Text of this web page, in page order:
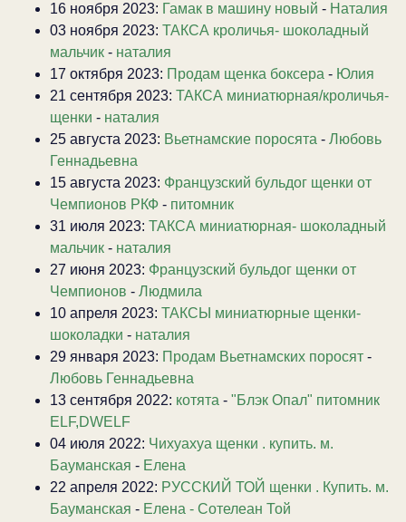
16 ноября 2023: Гамак в машину новый - Наталия
03 ноября 2023: ТАКСА кроличья- шоколадный
мальчик - наталия
17 октября 2023: Продам щенка боксера - Юлия
21 сентября 2023: ТАКСА миниатюрная/кроличья-
щенки - наталия
25 августа 2023: Вьетнамские поросята - Любовь
Геннадьевна
15 августа 2023: Французский бульдог щенки от
Чемпионов РКФ - питомник
31 июля 2023: ТАКСА миниатюрная- шоколадный
мальчик - наталия
27 июня 2023: Французский бульдог щенки от
Чемпионов - Людмила
10 апреля 2023: ТАКСЫ миниатюрные щенки-
шоколадки - наталия
29 января 2023: Продам Вьетнамских поросят -
Любовь Геннадьевна
13 сентября 2022: котята - "Блэк Опал" питомник
ELF,DWELF
04 июля 2022: Чихуахуа щенки . купить. м.
Бауманская - Елена
22 апреля 2022: РУССКИЙ ТОЙ щенки . Купить. м.
Бауманская - Елена - Сотелеан Той